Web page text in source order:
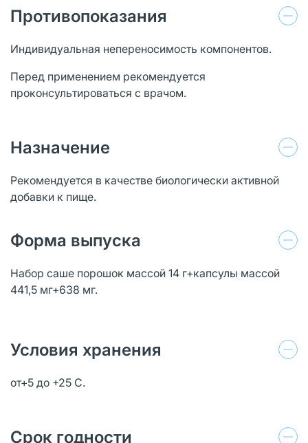
Противопоказания
Индивидуальная непереносимость компонентов.
Перед применением рекомендуется
проконсультироваться с врачом.
Назначение
Рекомендуется в качестве биологически активной
добавки к пище.
Форма выпуска
Набор саше порошок массой 14 г+капсулы массой
441,5 мг+638 мг.
Условия хранения
от+5 до +25 С.
Срок годности